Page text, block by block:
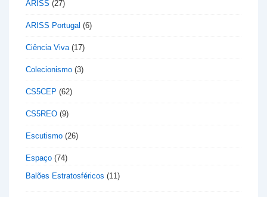
ARISS (27)
ARISS Portugal (6)
Ciência Viva(17)
Colecionismo (3)
CS5CEP (62)
CS5REO (9)
Escutismo (26)
Espaço (74)
Balões Estratosféricos (11)